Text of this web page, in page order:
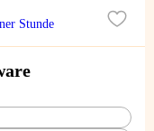
Stunde